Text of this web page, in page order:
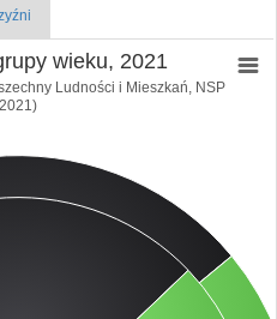
wieku, 2021
Ludności i Mieszkań, NSP
2021)